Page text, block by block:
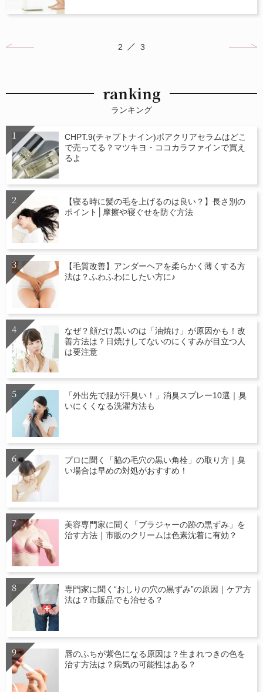
2 3
ranking
ランキング
CHPT.9(チャプトナイン)ポアクリアセラムはどこ
で売ってる？マツキヨ・ココカラファインで買え
るよ
【寝る時に髪の毛を上げるのは良い？】長さ別の
ポイント│摩擦や寝ぐせを防ぐ方法
【毛質改善】アンダーヘアを柔らかく薄くする方
法は？ふわふわにしたい方に♪
なぜ？顔だけ黒いのは「油焼け」が原因かも！改
善方法は？日焼けしてないのにくすみが目立つ人
は要注意
「外出先で服が汗臭い！」消臭スプレー10選｜臭
いにくくなる洗濯方法も
プロに聞く「脇の毛穴の黒い角栓」の取り方｜臭
い場合は早めの対処がおすすめ！
美容専門家に聞く「ブラジャーの跡の黒ずみ」を
治す方法｜市販のクリームは色素沈着に有効？
専門家に聞く“おしりの穴の黒ずみ”の原因｜ケア方
法は？市販品でも治せる？
唇のふちが紫色になる原因は？生まれつきの色を
治す方法は？病気の可能性はある？